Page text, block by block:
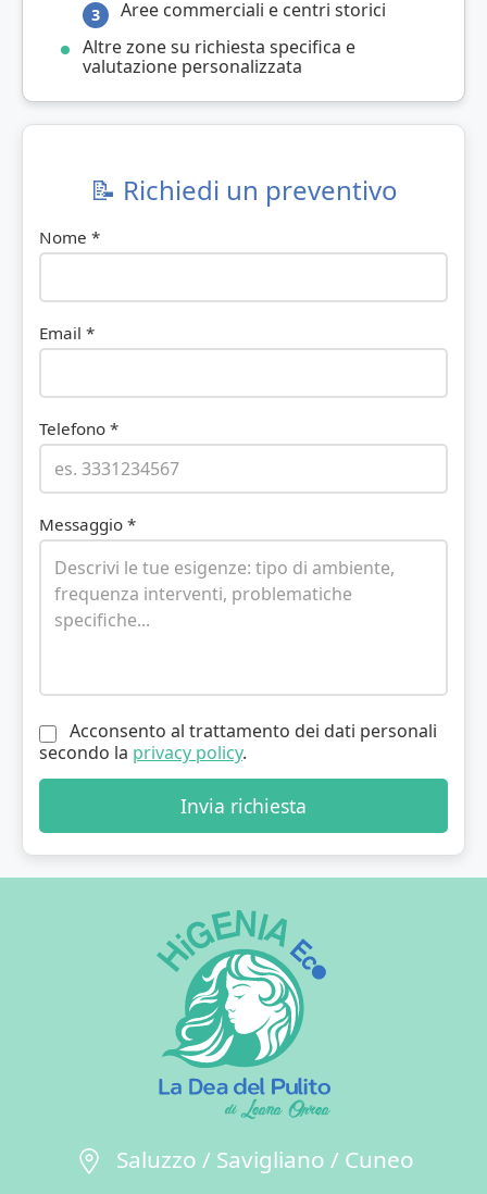
Aree commerciali e centri storici
Altre zone su richiesta specifica e
valutazione personalizzata
📝 Richiedi un preventivo
Nome *
Email *
Telefono *
Messaggio *
Acconsento al trattamento dei dati personali
secondo la privacy policy.
Invia richiesta
Saluzzo / Savigliano / Cuneo